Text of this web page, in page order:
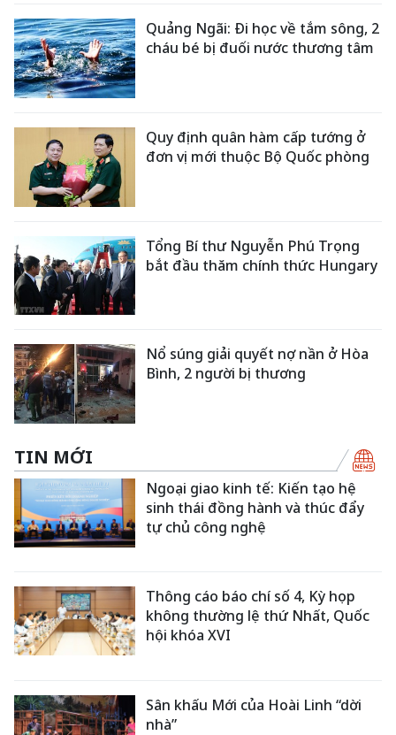
Quảng Ngãi: Đi học về tắm sông, 2
cháu bé bị đuối nước thương tâm
Quy định quân hàm cấp tướng ở
đơn vị mới thuộc Bộ Quốc phòng
Tổng Bí thư Nguyễn Phú Trọng
bắt đầu thăm chính thức Hungary
Nổ súng giải quyết nợ nần ở Hòa
Bình, 2 người bị thương
TIN MỚI
Ngoại giao kinh tế: Kiến tạo hệ
sinh thái đồng hành và thúc đẩy
tự chủ công nghệ
Thông cáo báo chí số 4, Kỳ họp
không thường lệ thứ Nhất, Quốc
hội khóa XVI
Sân khấu Mới của Hoài Linh “dời
nhà”